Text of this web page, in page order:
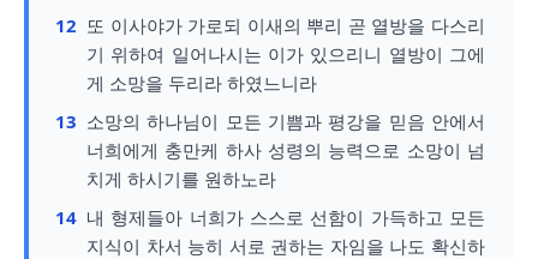
12 또 이사야가 가로되 이새의 뿌리 곧 열방을 다스리
기 위하여 일어나시는 이가 있으리니 열방이 그에
게 소망을 두리라 하였느니라
13 소망의 하나님이 모든 기쁨과 평강을 믿음 안에서
너희에게 충만케 하사 성령의 능력으로 소망이 넘
치게 하시기를 원하노라
14 내 형제들아 너희가 스스로 선함이 가득하고 모든
지식이 차서 능히 서로 권하는 자임을 나도 확신하